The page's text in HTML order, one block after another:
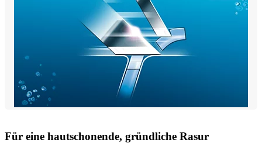
Für eine hautschonende, gründliche Rasur